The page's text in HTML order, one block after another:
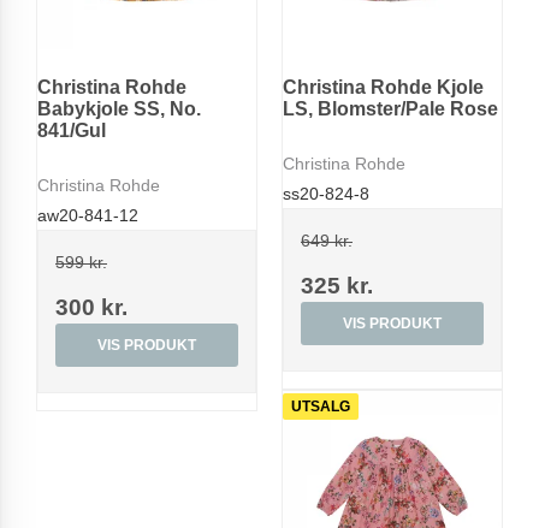
Christina Rohde
Babykjole SS, No.
841/Gul
Christina Rohde
aw20-841-12
599 kr.
300 kr.
VIS PRODUKT
Christina Rohde Kjole
LS, Blomster/Pale Rose
Christina Rohde
ss20-824-8
649 kr.
325 kr.
VIS PRODUKT
UTSALG